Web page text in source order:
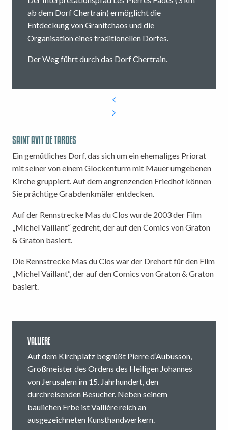
ab dem Dorf Chertrain) ermöglicht die
Entdeckung von Granitchaos und die
Organisation eines traditionellen Dorfes.
Der Weg führt durch das Dorf Chertrain.
SAINT AVIT DE TARDES
Ein gemütliches Dorf, das sich um ein ehemaliges Priorat
mit seiner von einem Glockenturm mit Mauer umgebenen
Kirche gruppiert. Auf dem angrenzenden Friedhof können
Sie prächtige Grabdenkmäler entdecken.
Auf der Rennstrecke Mas du Clos wurde 2003 der Film
„Michel Vaillant“ gedreht, der auf den Comics von Graton
& Graton basiert.
Die Rennstrecke Mas du Clos war der Drehort für den Film
„Michel Vaillant“, der auf den Comics von Graton & Graton
basiert.
VALLIERE
Auf dem Kirchplatz begrüßt Pierre d’Aubusson,
Großmeister des Ordens des Heiligen Johannes
von Jerusalem im 15. Jahrhundert, den
durchreisenden Besucher. Neben seinem
baulichen Erbe ist Vallière reich an
ausgezeichneten Kunsthandwerkern.